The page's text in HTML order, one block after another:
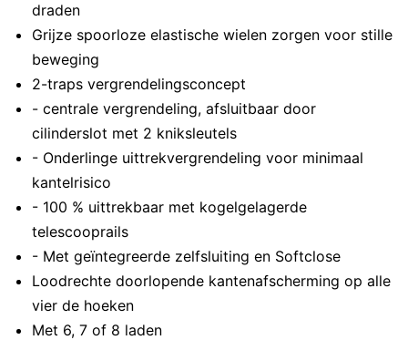
draden
Grijze spoorloze elastische wielen zorgen voor stille
beweging
2-traps vergrendelingsconcept
- centrale vergrendeling, afsluitbaar door
cilinderslot met 2 kniksleutels
- Onderlinge uittrekvergrendeling voor minimaal
kantelrisico
- 100 % uittrekbaar met kogelgelagerde
telescooprails
- Met geïntegreerde zelfsluiting en Softclose
Loodrechte doorlopende kantenafscherming op alle
vier de hoeken
Met 6, 7 of 8 laden